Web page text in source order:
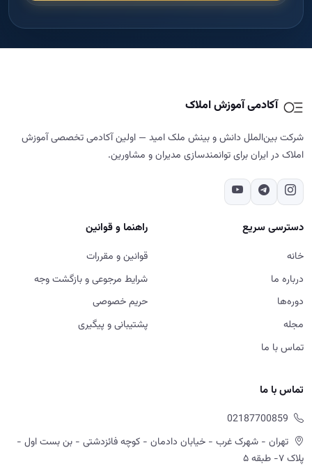
آکادمی آموزش املاک
شرکت بین‌الملل دانش و بینش ملک امید — اولین آکادمی تخصصی آموزش
املاک در ایران برای توانمندسازی مدیران و مشاورین.
دسترسی سریع
خانه
درباره ما
دوره‌ها
مجله
تماس با ما
راهنما و قوانین
قوانین و مقررات
شرایط مرجوعی و بازگشت وجه
حریم خصوصی
پشتیبانی و پیگیری
تماس با ما
02187700859
تهران - شهرک غرب - خیابان دادمان - کوچه فائزدشتی - بن بست اول -
پلاک ۷- طبقه ۵